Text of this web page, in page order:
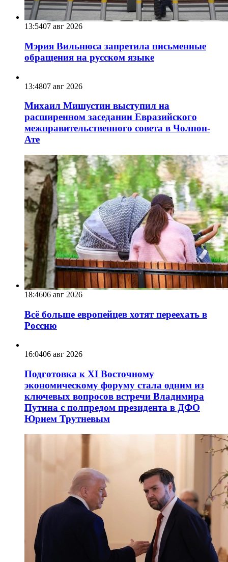
13:5407 авг 2026
Мэрия Вильнюса запретила письменные
обращения на русском языке
13:4807 авг 2026
Михаил Мишустин выступил на
расширенном заседании Евразийского
межправительственного совета в Чолпон-
Ате
18:4606 авг 2026
Всё больше европейцев хотят переехать в
Россию
16:0406 авг 2026
Подготовка к XI Восточному
экономическому форуму стала одним из
ключевых вопросов встречи Владимира
Путина с полпредом президента в ДФО
Юрием Трутневым